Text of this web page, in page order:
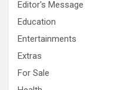
Editor's Message
Education
Entertainments
Extras
For Sale